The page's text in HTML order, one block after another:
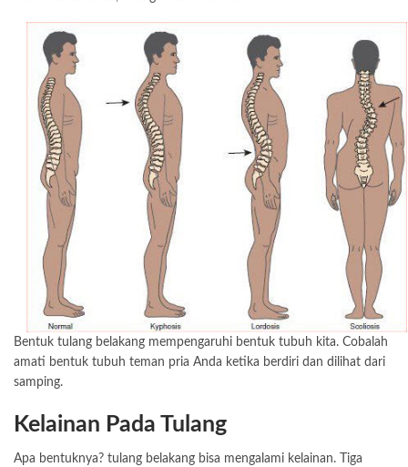
Bentuk tulang belakang mempengaruhi bentuk tubuh kita. Cobalah
amati bentuk tubuh teman pria Anda ketika berdiri dan dilihat dari
samping.
Kelainan Pada Tulang
Apa bentuknya? tulang belakang bisa mengalami kelainan. Tiga